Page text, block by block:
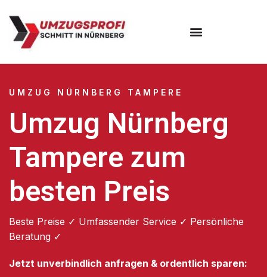
UMZUG NÜRNBERG TAMPERE
Umzug Nürnberg
Tampere zum
besten Preis
Beste Preise ✓ Umfassender Service ✓ Persönliche
Beratung ✓
Jetzt unverbindlich anfragen & ordentlich sparen: